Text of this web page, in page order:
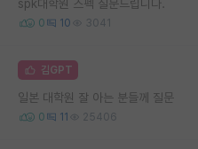
spk대학원 스펙 질문드립니다.
0 10 3041
김GPT
일본 대학원 잘 아는 분들께 질문
0 11 25406